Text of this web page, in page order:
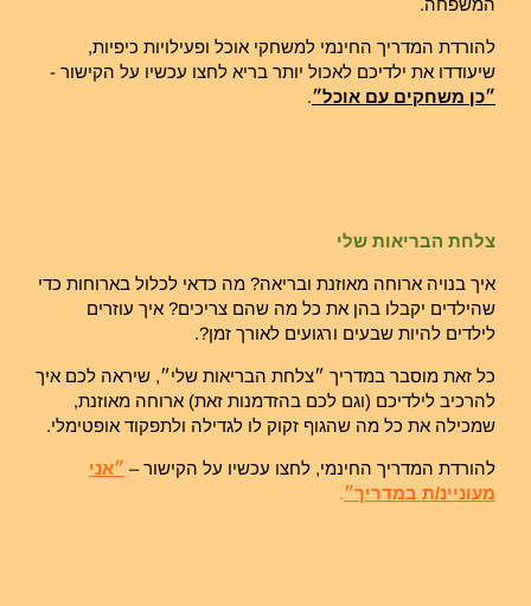
המשפחה.
להורדת המדריך החינמי למשחקי אוכל ופעילויות כיפיות,
שיעודדו את ילדיכם לאכול יותר בריא לחצו עכשיו על הקישור -
״כן משחקים עם אוכל״.
צלחת הבריאות שלי
איך בנויה ארוחה מאוזנת ובריאה? מה כדאי לכלול בארוחות כדי
שהילדים יקבלו בהן את כל מה שהם צריכים? איך עוזרים
לילדים להיות שבעים ורגועים לאורך זמן?.
כל זאת מוסבר במדריך ״צלחת הבריאות שלי״, שיראה לכם איך
להרכיב לילדיכם (וגם לכם בהזדמנות זאת) ארוחה מאוזנת,
שמכילה את כל מה שהגוף זקוק לו לגדילה ולתפקוד אופטימלי.
להורדת המדריך החינמי, לחצו עכשיו על הקישור – ״אני
מעוניינ/ת במדריך״.